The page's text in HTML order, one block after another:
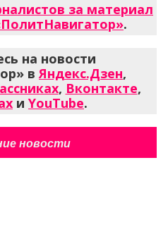
за материал
.
на новости
вЯндекс.Дзен,
, Вконтакте,
и YouTube.
новости